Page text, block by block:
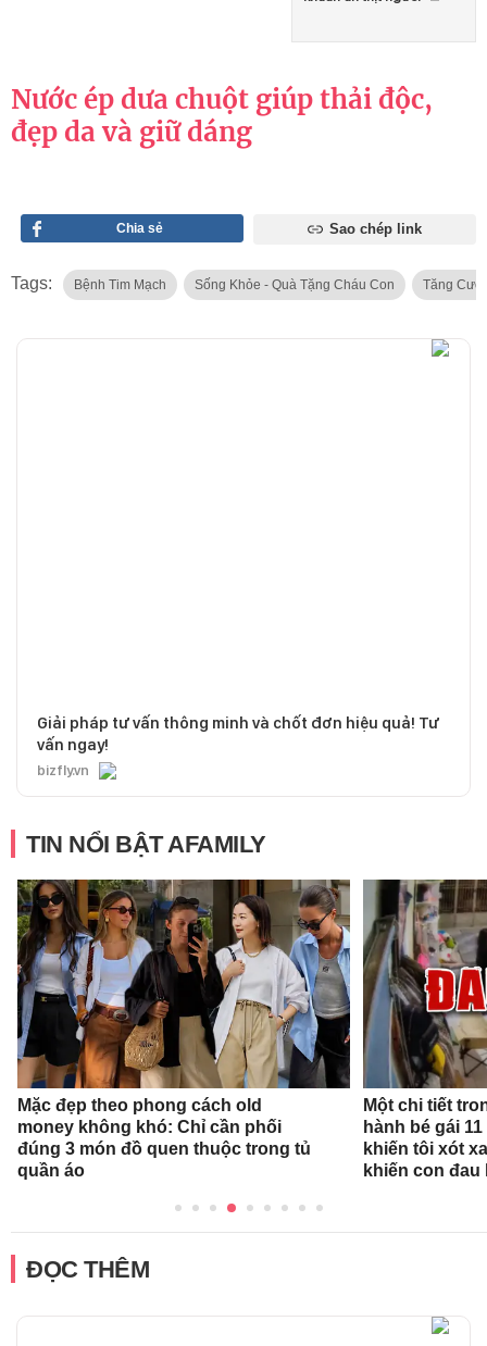
Nước ép dưa chuột giúp thải độc,
đẹp da và giữ dáng
Chia sẻ Sao chép link
Tags: Bệnh Tim Mạch Sống Khỏe - Quà Tặng Cháu Con Tăng
Giải pháp tư vấn thông minh và chốt đơn hiệu quả! Tư
vấn ngay!
bizfly.vn
TIN NỔI BẬT AFAMILY
Mặc đẹp theo phong cách old
money không khó: Chỉ cần phối
đúng 3 món đồ quen thuộc trong tủ
quần áo
Một chi tiết
hành bé gái
khiến tôi xót
khiến con đau
ĐỌC THÊM